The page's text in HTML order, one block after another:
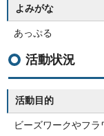
よみがな
あっぷる
活動状況
活動目的
ビーズワークやフ